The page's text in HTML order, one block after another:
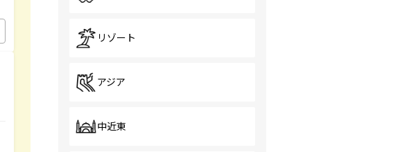
リゾート
アジア
中近東